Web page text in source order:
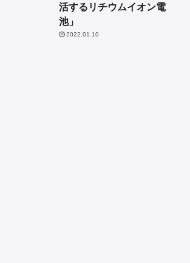
活するリチウムイオン電
池」
2022.01.10